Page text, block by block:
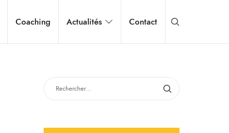
Coaching Actualités Contact
RECHERCHER :